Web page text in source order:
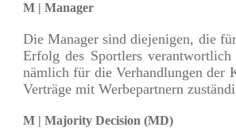
M | Manager
Die Manager sind diejenigen, die
Erfolg des Sportlers
nämlich für die Verhandlungen der
Verträge mit Werbepartnern
M | Majority Decision (MD)